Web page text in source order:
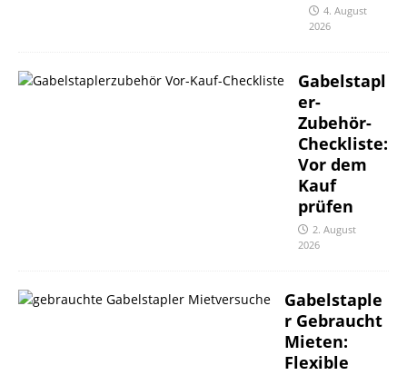
4. August
2026
Gabelstapl
er-
Zubehör-
Checkliste:
Vor dem
Kauf
prüfen
2. August
2026
Gabelstaple
r Gebraucht
Mieten:
Flexible